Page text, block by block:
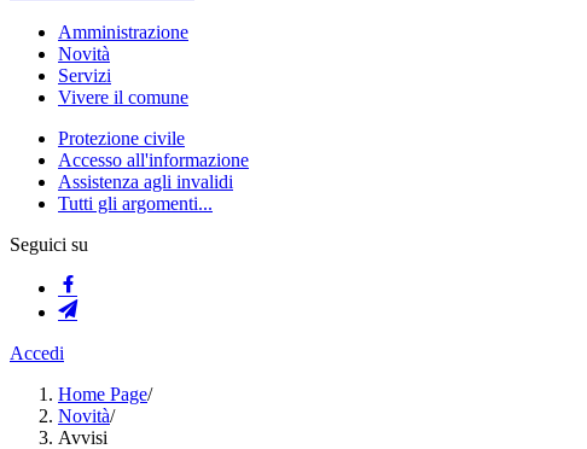
Amministrazione
Novità
Servizi
Vivere il comune
Protezione civile
Accesso all'informazione
Assistenza agli invalidi
Tutti gli argomenti...
Seguici su
Accedi
Home Page/
Novità/
Avvisi